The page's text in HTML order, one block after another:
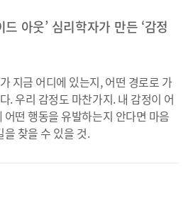
아웃’ 심리학자가 만든 ‘감정
지금 어디에 있는지, 어떤 경로로 가
. 우리 감정도 마찬가지. 내 감정이 어
어떤 행동을 유발하는지 안다면 마음
을 찾을 수 있을 것.